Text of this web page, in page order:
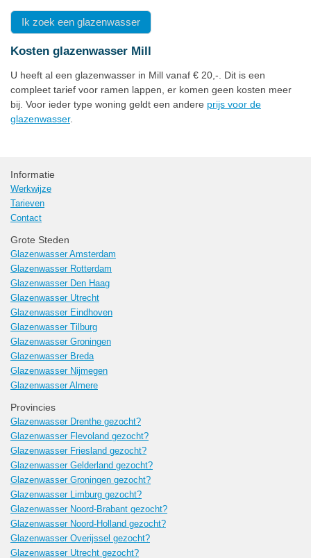
Ik zoek een glazenwasser
Kosten glazenwasser Mill
U heeft al een glazenwasser in Mill vanaf € 20,-. Dit is een
compleet tarief voor ramen lappen, er komen geen kosten meer
bij. Voor ieder type woning geldt een andere prijs voor de
glazenwasser.
Informatie
Werkwijze
Tarieven
Contact
Grote Steden
Glazenwasser Amsterdam
Glazenwasser Rotterdam
Glazenwasser Den Haag
Glazenwasser Utrecht
Glazenwasser Eindhoven
Glazenwasser Tilburg
Glazenwasser Groningen
Glazenwasser Breda
Glazenwasser Nijmegen
Glazenwasser Almere
Provincies
Glazenwasser Drenthe gezocht?
Glazenwasser Flevoland gezocht?
Glazenwasser Friesland gezocht?
Glazenwasser Gelderland gezocht?
Glazenwasser Groningen gezocht?
Glazenwasser Limburg gezocht?
Glazenwasser Noord-Brabant gezocht?
Glazenwasser Noord-Holland gezocht?
Glazenwasser Overijssel gezocht?
Glazenwasser Utrecht gezocht?